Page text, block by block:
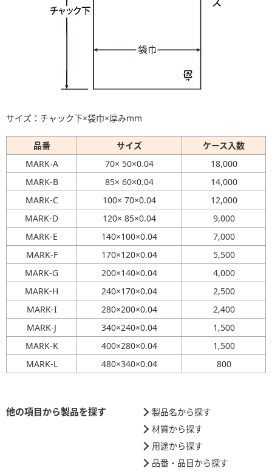
サイズ：チャック下×袋巾×厚みmm
品番 サイズ
ケース入数
MARK-A
70× 50×0.04
18,000
MARK-B
85× 60×0.04
14,000
MARK-C
100× 70×0.04
12,000
MARK-D
120× 85×0.04
9,000
MARK-E
140×100×0.04
7,000
MARK-F
170×120×0.04
5,500
MARK-G
200×140×0.04
4,000
MARK-H
240×170×0.04
2,500
MARK-I
280×200×0.04
2,400
MARK-J
340×240×0.04
1,500
MARK-K
400×280×0.04
1,500
MARK-L
480×340×0.04 800
他の項目から製品を探す
製品名から探す
材質から探す
用途から探す
品番・品目から探す